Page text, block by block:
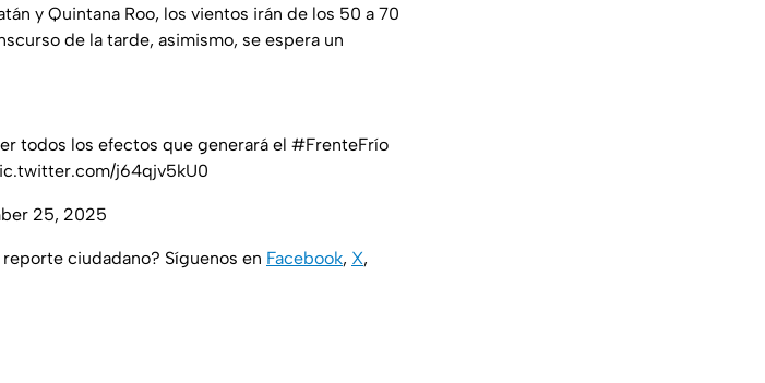
y Quintana Roo, los vientos irán de los 50 a 70
de la tarde, asimismo, se espera un
todos los efectos que generará el #FrenteFrío
j64qjv5kU0
25, 2025
ciudadano? Síguenos en Facebook, X,